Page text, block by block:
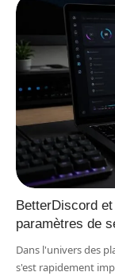
BetterDiscord
paramètres de
Dans l'univers des
s'est rapidement